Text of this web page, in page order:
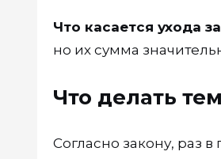
Что касается ухода
но их сумма
Что делать
Согласно закону, раз